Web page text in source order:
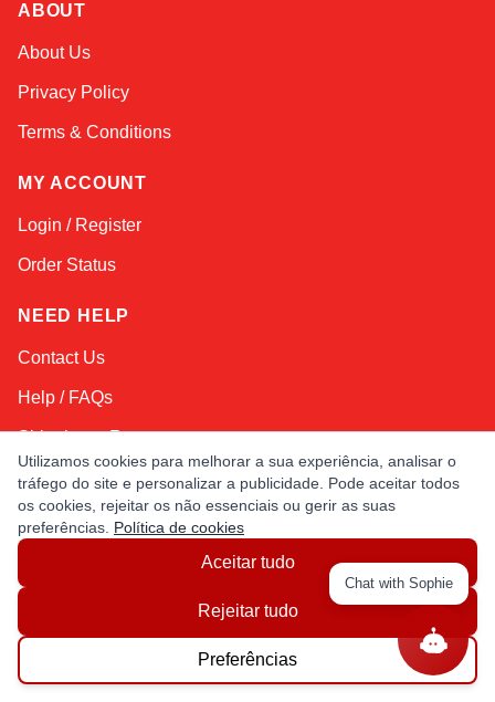
ABOUT
About Us
Privacy Policy
Terms & Conditions
MY ACCOUNT
Login / Register
Order Status
NEED HELP
Contact Us
Help / FAQs
Shipping & Returns
KEEP IN TOUCH!
Email Address
AFRICA ASIA AUSTRALIA
CANADA
LATIN AMERICA USA
Utilizamos cookies para melhorar a sua experiência, analisar o
tráfego do site e personalizar a publicidade. Pode aceitar todos
os cookies, rejeitar os não essenciais ou gerir as suas
preferências. Política de cookies
Aceitar tudo
Rejeitar tudo
Preferências
Chat with Sophie